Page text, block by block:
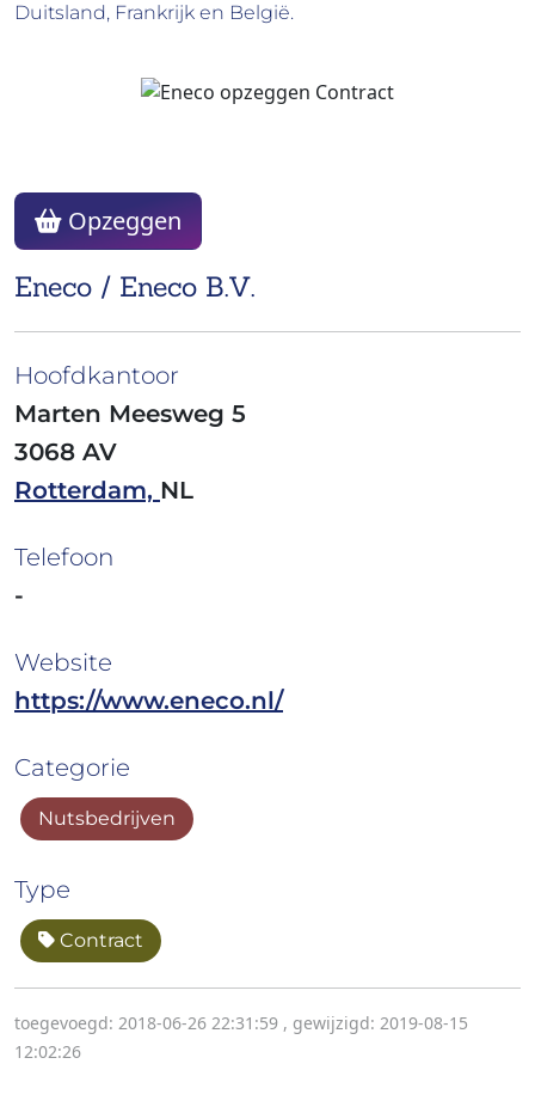
Duitsland, Frankrijk en België.
Eneco / Eneco B.V.
Opzeggen
Hoofdkantoor
Marten Meesweg 5
3068 AV
Rotterdam, NL
Telefoon
-
Website
https://www.eneco.nl/
Categorie
Nutsbedrijven
Type
Contract
toegevoegd: 2018-06-26 22:31:59 , gewijzigd: 2019-08-15
12:02:26